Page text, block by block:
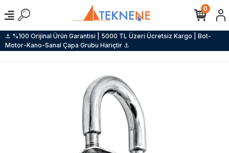
⚓ %100 Orijinal Ürün Garantisi | 5000 TL Üzeri Ücretsiz Kargo | Bot-
Motor-Kano-Sanal Çapa Grubu Hariçtir ⚓
0